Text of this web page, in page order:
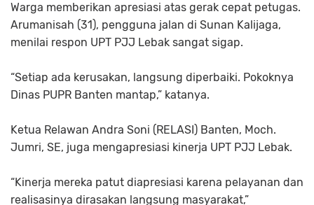
Warga memberikan apresiasi atas gerak cepat petugas.
Arumanisah (31), pengguna jalan di Sunan Kalijaga,
menilai respon UPT PJJ Lebak sangat sigap.
“Setiap ada kerusakan, langsung diperbaiki. Pokoknya
Dinas PUPR Banten mantap,” katanya.
Ketua Relawan Andra Soni (RELASI) Banten, Moch.
Jumri, SE, juga mengapresiasi kinerja UPT PJJ Lebak.
“Kinerja mereka patut diapresiasi karena pelayanan dan
realisasinya dirasakan langsung masyarakat,”